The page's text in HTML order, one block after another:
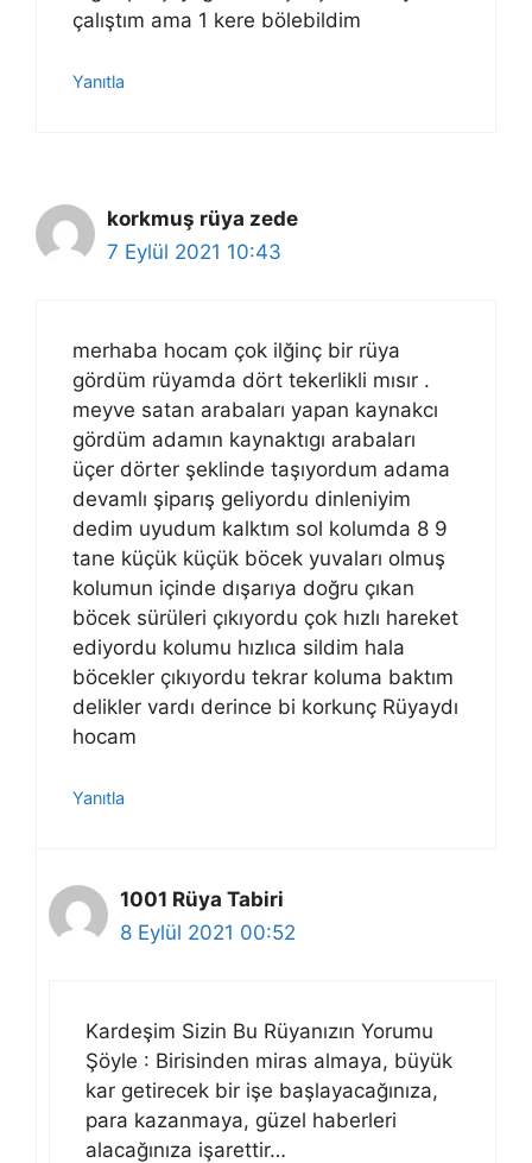
çalıştım ama 1 kere bölebildim
Yanıtla
korkmuş rüya zede
7 Eylül 2021 10:43
merhaba hocam çok ilğinç bir rüya
gördüm rüyamda dört tekerlikli mısır .
meyve satan arabaları yapan kaynakcı
gördüm adamın kaynaktıgı arabaları
üçer dörter şeklinde taşıyordum adama
devamlı şiparış geliyordu dinleniyim
dedim uyudum kalktım sol kolumda 8 9
tane küçük küçük böcek yuvaları olmuş
kolumun içinde dışarıya doğru çıkan
böcek sürüleri çıkıyordu çok hızlı hareket
ediyordu kolumu hızlıca sildim hala
böcekler çıkıyordu tekrar koluma baktım
delikler vardı derince bi korkunç Rüyaydı
hocam
Yanıtla
1001 Rüya Tabiri
8 Eylül 2021 00:52
Kardeşim Sizin Bu Rüyanızın Yorumu
Şöyle : Birisinden miras almaya, büyük
kar getirecek bir işe başlayacağınıza,
para kazanmaya, güzel haberleri
alacağınıza işarettir…